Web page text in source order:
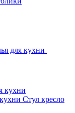
для кухни
кухни
Стул кресло